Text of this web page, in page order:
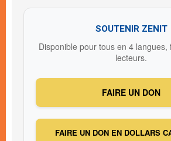
SOUTENIR ZENIT
Disponible pour tous en 4 langues,
lecteurs.
FAIRE UN DON
FAIRE UN DON EN DOLLARS